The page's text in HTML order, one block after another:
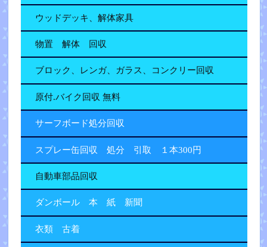
ウッドデッキ、解体家具
物置 解体 回収
ブロック、レンガ、ガラス、コンクリー回収
原付.バイク回収 無料
サーフボード処分回収
スプレー缶回収 処分 引取 １本300円
自動車部品回収
ダンボール 本 紙 新聞
衣類 古着